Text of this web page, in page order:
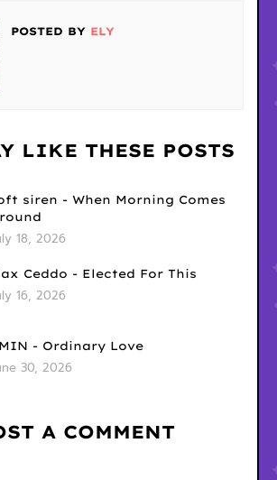
POSTED BY ELY
LIKE THESE POSTS
siren - When Morning Comes
18, 2026
Ceddo - Elected For This
16, 2026
- Ordinary Love
30, 2026
A COMMENT